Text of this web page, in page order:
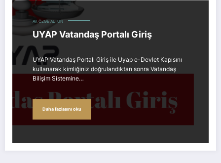
AV. ÖZGE ALTUN
UYAP Vatandaş Portalı Giriş
UYAP Vatandaş Portalı Giriş ile Uyap e-Devlet Kapısını
kullanarak kimliğiniz doğrulandıktan sonra Vatandaş
Bilişim Sistemine…
Daha fazlasını oku